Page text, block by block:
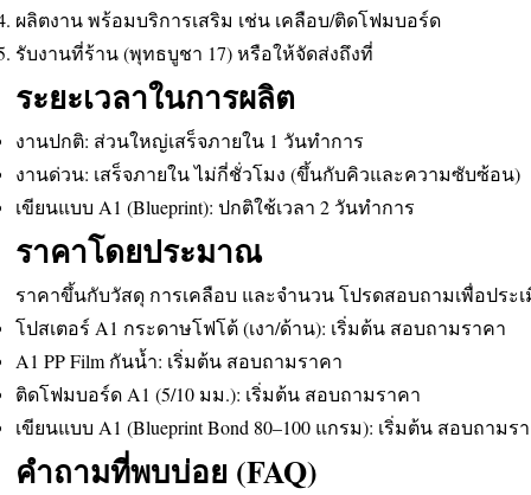
ผลิตงาน พร้อมบริการเสริม เช่น เคลือบ/ติดโฟมบอร์ด
รับงานที่ร้าน (พุทธบูชา 17) หรือให้จัดส่งถึงที่
ระยะเวลาในการผลิต
งานปกติ: ส่วนใหญ่เสร็จภายใน 1 วันทำการ
งานด่วน: เสร็จภายใน ไม่กี่ชั่วโมง (ขึ้นกับคิวและความซับซ้อน)
เขียนแบบ A1 (Blueprint): ปกติใช้เวลา 2 วันทำการ
ราคาโดยประมาณ
ราคาขึ้นกับวัสดุ การเคลือบ และจำนวน โปรดสอบถามเพื่อประ
โปสเตอร์ A1 กระดาษโฟโต้ (เงา/ด้าน): เริ่มต้น สอบถามราคา
A1 PP Film กันน้ำ: เริ่มต้น สอบถามราคา
ติดโฟมบอร์ด A1 (5/10 มม.): เริ่มต้น สอบถามราคา
เขียนแบบ A1 (Blueprint Bond 80–100 แกรม): เริ่มต้น สอบถามร
คำถามที่พบบ่อย (FAQ)